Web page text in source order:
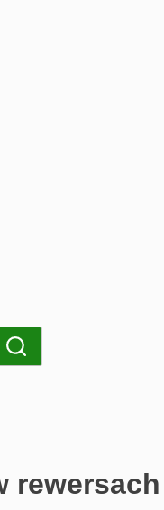
Search
rewersach